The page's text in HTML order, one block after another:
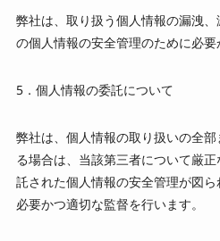
弊社は、取り扱う個人情報の漏洩
の個人情報の安全管理のために必要
5．個人情報の委託について
弊社は、個人情報の取り扱いの全
る場合は、当該第三者について厳
託された個人情報の安全管理が図
必要かつ適切な監督を行います。